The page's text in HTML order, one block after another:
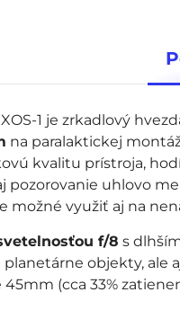
1 je zrkadlový
na paralaktickej
kvalitu prístroja,
pozorovanie uhlovo
možné využiť aj na
f/8 s
objekty, ale
(cca 33%